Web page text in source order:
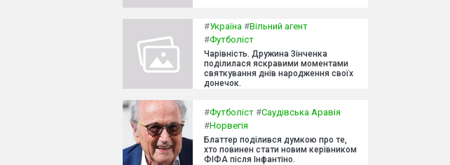
#Україна #Вільний агент
#Футболіст
Чарівність. Дружина Зінченка
поділилася яскравими моментами
святкування днів народження своїх
донечок.
#Футболіст #Саудівська Аравія
#Норвегія
Блаттер поділився думкою про те,
хто повинен стати новим керівником
ФІФА після Інфантіно.